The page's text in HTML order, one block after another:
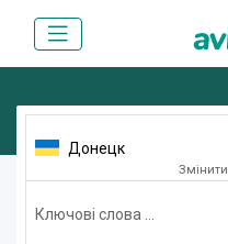
Донецк
Змінити